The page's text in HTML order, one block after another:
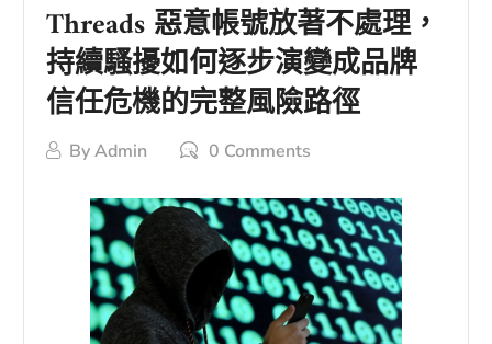
Threads 惡意帳號放著不處理，
持續騷擾如何逐步演變成品牌
信任危機的完整風險路徑
ByAdmin 0 Comments